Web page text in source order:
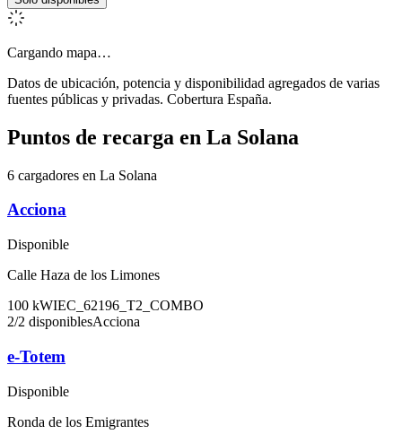
Cargando mapa…
Datos de ubicación, potencia y disponibilidad agregados de varias
fuentes públicas y privadas. Cobertura España.
Puntos de recarga en La Solana
6 cargadores en La Solana
Acciona
Disponible
Calle Haza de los Limones
100 kWIEC_62196_T2_COMBO
2/2 disponiblesAcciona
e-Totem
Disponible
Ronda de los Emigrantes